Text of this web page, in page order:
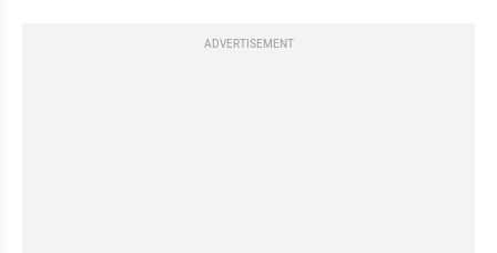
ADVERTISEMENT